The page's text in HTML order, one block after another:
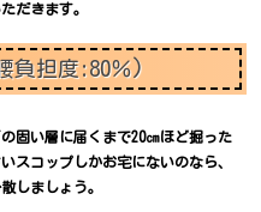
だきます。
負担度:80％)
固い層に届くまで20㎝ほど掘った
スコップしかお宅にないのなら、
しましょう。